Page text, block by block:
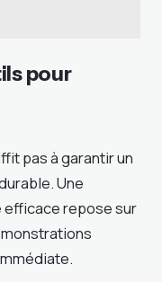
pour
pas à garantir un
Une
efficace repose sur